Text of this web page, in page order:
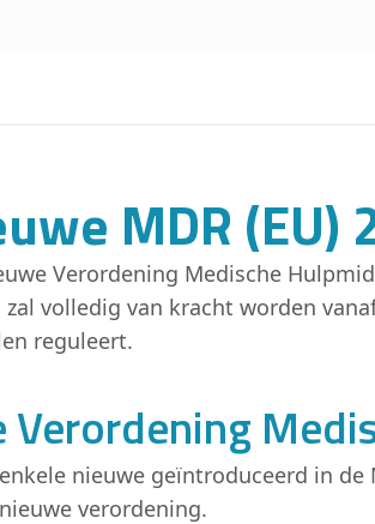
MDR (EU)
Verordening Medische
volledig van kracht worden
reguleert.
nieuwe geïntroduceerd in
verordening.